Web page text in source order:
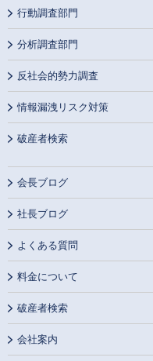
行動調査部門
分析調査部門
反社会的勢力調査
情報漏洩リスク対策
破産者検索
会長ブログ
社長ブログ
よくある質問
料金について
破産者検索
会社案内